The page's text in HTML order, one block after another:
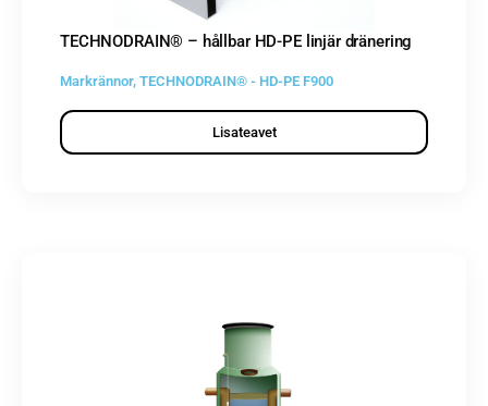
TECHNODRAIN® – hållbar HD-PE linjär dränering
Markrännor, TECHNODRAIN® - HD-PE F900
Lisateavet